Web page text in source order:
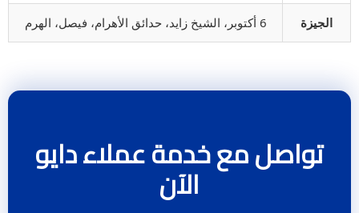
الجيزة 6 أكتوبر، الشيخ زايد، حدائق الأهرام، فيصل، الهرم
تواصل مع خدمة عملاء دايو
الآن